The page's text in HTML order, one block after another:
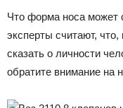
Что форма носа может
эксперты считают,
сказать о личности
обратите внимание на